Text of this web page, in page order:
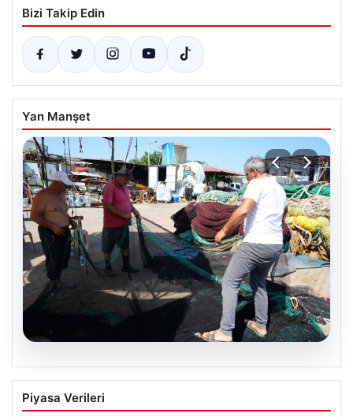
Bizi Takip Edin
Yan Manşet
08.08.2026
Yeni sezon 1 Eylül’de başlıyor. “4 aydır
hazırlanıyoruz, işaretler iyi”
Piyasa Verileri